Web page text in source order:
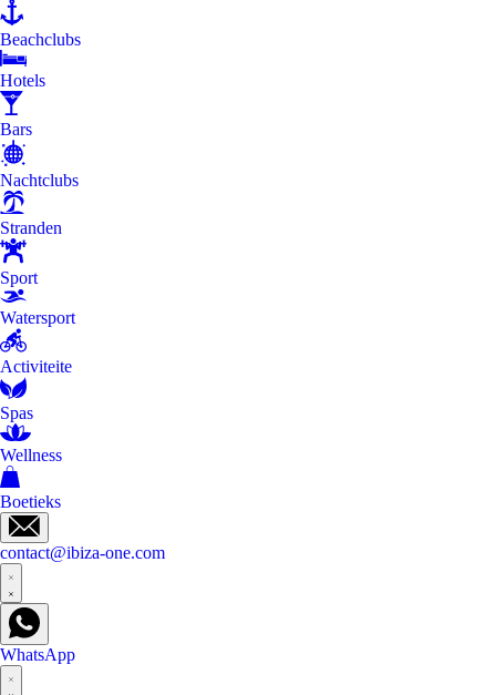
Beachclubs
Hotels
Bars
Nachtclubs
Stranden
Sport
Watersport
Activiteite
Spas
Wellness
Boetieks
contact@ibiza-one.com
WhatsApp